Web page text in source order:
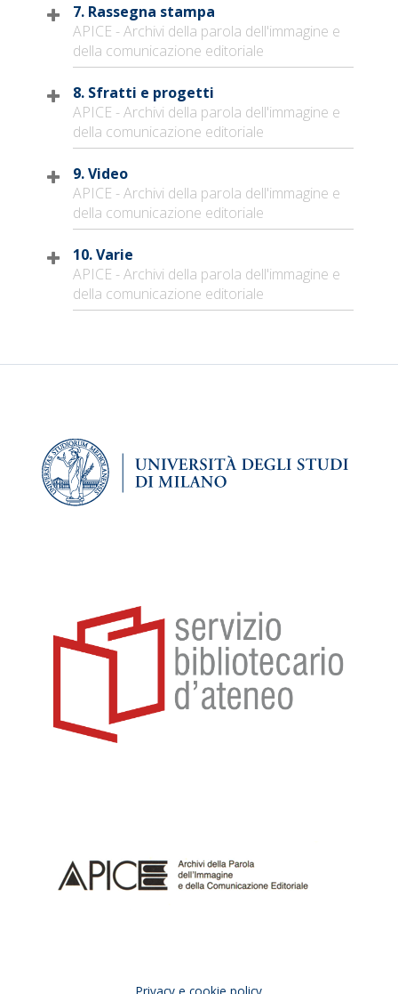
7. Rassegna stampa
APICE - Archivi della parola dell'immagine e
della comunicazione editoriale
8. Sfratti e progetti
APICE - Archivi della parola dell'immagine e
della comunicazione editoriale
9. Video
APICE - Archivi della parola dell'immagine e
della comunicazione editoriale
10. Varie
APICE - Archivi della parola dell'immagine e
della comunicazione editoriale
Privacy e cookie policy